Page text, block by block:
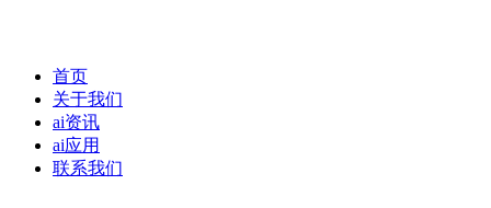
首页
关于我们
ai资讯
ai应用
联系我们